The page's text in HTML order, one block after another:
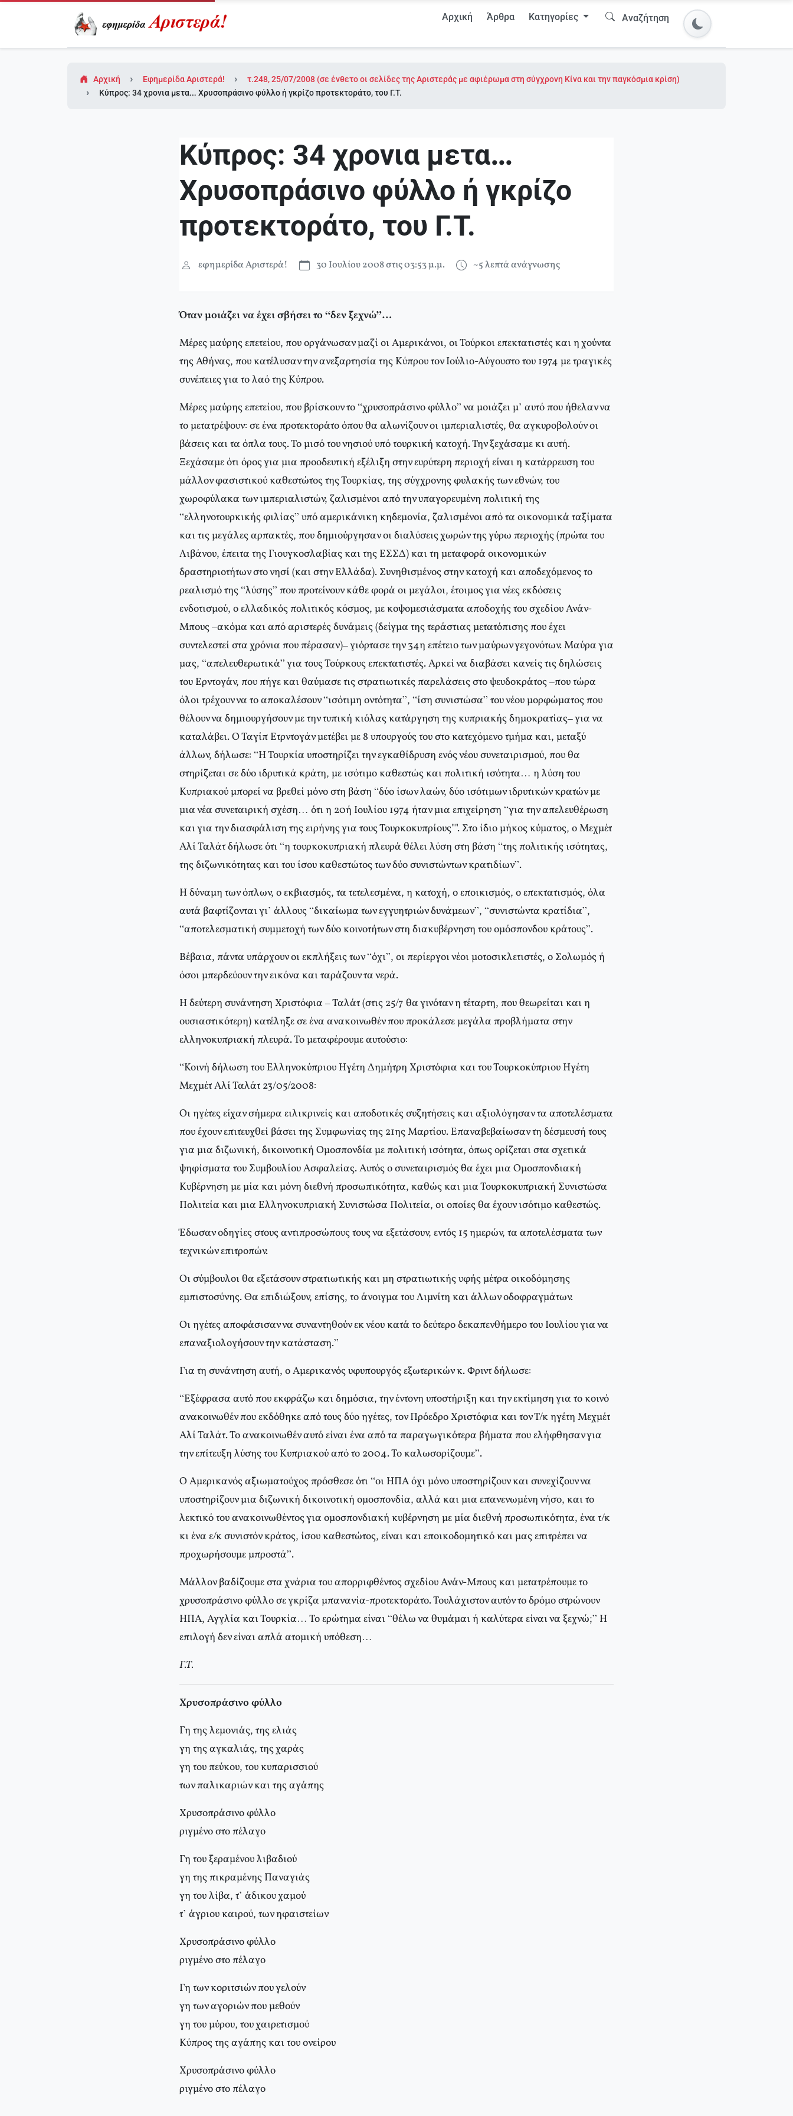
Αρχική Άρθρα Κατηγορίες Αναζήτηση
Αρχική Εφημερίδα Αριστερά!
τ.248, 25/07/2008 (σε ένθετο οι σελίδες της Αριστεράς με αφιέρωμα στη σύγχρονη Κίνα και την παγκόσμια κρίση)
Κύπρος: 34 χρονια μετα… Χρυσοπράσινο φύλλο ή γκρίζο προτεκτοράτο, του Γ.Τ.
Κύπρος: 34 χρονια μετα…
Χρυσοπράσινο φύλλο ή γκρίζο
προτεκτοράτο, του Γ.Τ.
εφημερίδα Αριστερά! 30 Ιουλίου 2008 στις 03:53 μ.μ. ~5 λεπτά ανάγνωσης
Όταν μοιάζει να έχει σβήσει το “δεν ξεχνώ”…
Μέρες μαύρης επετείου, που οργάνωσαν μαζί οι Αμερικάνοι, οι Τούρκοι επεκτατιστές και η χούντα
της Αθήνας, που κατέλυσαν την ανεξαρτησία της Κύπρου τον Ιούλιο-Αύγουστο του 1974 με τραγικές
συνέπειες για το λαό της Κύπρου.
Μέρες μαύρης επετείου, που βρίσκουν το “χρυσοπράσινο φύλλο” να μοιάζει μ’ αυτό που ήθελαν να
το μετατρέψουν: σε ένα προτεκτοράτο όπου θα αλωνίζουν οι ιμπεριαλιστές, θα αγκυροβολούν οι
βάσεις και τα όπλα τους. Το μισό του νησιού υπό τουρκική κατοχή. Την ξεχάσαμε κι αυτή.
Ξεχάσαμε ότι όρος για μια προοδευτική εξέλιξη στην ευρύτερη περιοχή είναι η κατάρρευση του
μάλλον φασιστικού καθεστώτος της Τουρκίας, της σύγχρονης φυλακής των εθνών, του
χωροφύλακα των ιμπεριαλιστών, ζαλισμένοι από την υπαγορευμένη πολιτική της
“ελληνοτουρκικής φιλίας” υπό αμερικάνικη κηδεμονία, ζαλισμένοι από τα οικονομικά ταξίματα
και τις μεγάλες αρπακτές, που δημιούργησαν οι διαλύσεις χωρών της γύρω περιοχής (πρώτα του
Λιβάνου, έπειτα της Γιουγκοσλαβίας και της ΕΣΣΔ) και τη μεταφορά οικονομικών
δραστηριοτήτων στο νησί (και στην Ελλάδα). Συνηθισμένος στην κατοχή και αποδεχόμενος το
ρεαλισμό της “λύσης” που προτείνουν κάθε φορά οι μεγάλοι, έτοιμος για νέες εκδόσεις
ενδοτισμού, ο ελλαδικός πολιτικός κόσμος, με κοψομεσιάσματα αποδοχής του σχεδίου Ανάν-
Μπους –ακόμα και από αριστερές δυνάμεις (δείγμα της τεράστιας μετατόπισης που έχει
συντελεστεί στα χρόνια που πέρασαν)– γιόρτασε την 34η επέτειο των μαύρων γεγονότων. Μαύρα για
μας, “απελευθερωτικά” για τους Τούρκους επεκτατιστές. Αρκεί να διαβάσει κανείς τις δηλώσεις
του Ερντογάν, που πήγε και θαύμασε τις στρατιωτικές παρελάσεις στο ψευδοκράτος –που τώρα
όλοι τρέχουν να το αποκαλέσουν “ισότιμη οντότητα”, “ίση συνιστώσα” του νέου μορφώματος που
θέλουν να δημιουργήσουν με την τυπική κιόλας κατάργηση της κυπριακής δημοκρατίας– για να
καταλάβει. Ο Ταγίπ Ετρντογάν μετέβει με 8 υπουργούς του στο κατεχόμενο τμήμα και, μεταξύ
άλλων, δήλωσε: “Η Τουρκία υποστηρίζει την εγκαθίδρυση ενός νέου συνεταιρισμού, που θα
στηρίζεται σε δύο ιδρυτικά κράτη, με ισότιμο καθεστώς και πολιτική ισότητα… η λύση του
Κυπριακού μπορεί να βρεθεί μόνο στη βάση “δύο ίσων λαών, δύο ισότιμων ιδρυτικών κρατών με
μια νέα συνεταιρική σχέση… ότι η 20ή Ιουλίου 1974 ήταν μια επιχείρηση “για την απελευθέρωση
και για την διασφάλιση της ειρήνης για τους Τουρκοκυπρίους"". Στο ίδιο μήκος κύματος, ο Μεχμέτ
Αλί Ταλάτ δήλωσε ότι “η τουρκοκυπριακή πλευρά θέλει λύση στη βάση “της πολιτικής ισότητας,
της διζωνικότητας και του ίσου καθεστώτος των δύο συνιστώντων κρατιδίων”.
Η δύναμη των όπλων, ο εκβιασμός, τα τετελεσμένα, η κατοχή, ο εποικισμός, ο επεκτατισμός, όλα
αυτά βαφτίζονται γι’ άλλους “δικαίωμα των εγγυητριών δυνάμεων”, “συνιστώντα κρατίδια”,
“αποτελεσματική συμμετοχή των δύο κοινοτήτων στη διακυβέρνηση του ομόσπονδου κράτους”.
Βέβαια, πάντα υπάρχουν οι εκπλήξεις των “όχι”, οι περίεργοι νέοι μοτοσικλετιστές, ο Σολωμός ή
όσοι μπερδεύουν την εικόνα και ταράζουν τα νερά.
Η δεύτερη συνάντηση Χριστόφια – Ταλάτ (στις 25/7 θα γινόταν η τέταρτη, που θεωρείται και η
ουσιαστικότερη) κατέληξε σε ένα ανακοινωθέν που προκάλεσε μεγάλα προβλήματα στην
ελληνοκυπριακή πλευρά. Το μεταφέρουμε αυτούσιο:
“Κοινή δήλωση του Ελληνοκύπριου Ηγέτη Δημήτρη Χριστόφια και του Τουρκοκύπριου Ηγέτη
Μεχμέτ Αλί Ταλάτ 23/05/2008:
Οι ηγέτες είχαν σήμερα ειλικρινείς και αποδοτικές συζητήσεις και αξιολόγησαν τα αποτελέσματα
που έχουν επιτευχθεί βάσει της Συμφωνίας της 21ης Μαρτίου. Επαναβεβαίωσαν τη δέσμευσή τους
για μια διζωνική, δικοινοτική Ομοσπονδία με πολιτική ισότητα, όπως ορίζεται στα σχετικά
ψηφίσματα του Συμβουλίου Ασφαλείας. Αυτός ο συνεταιρισμός θα έχει μια Ομοσπονδιακή
Κυβέρνηση με μία και μόνη διεθνή προσωπικότητα, καθώς και μια Τουρκοκυπριακή Συνιστώσα
Πολιτεία και μια Ελληνοκυπριακή Συνιστώσα Πολιτεία, οι οποίες θα έχουν ισότιμο καθεστώς.
Έδωσαν οδηγίες στους αντιπροσώπους τους να εξετάσουν, εντός 15 ημερών, τα αποτελέσματα των
τεχνικών επιτροπών.
Οι σύμβουλοι θα εξετάσουν στρατιωτικής και μη στρατιωτικής υφής μέτρα οικοδόμησης
εμπιστοσύνης. Θα επιδιώξουν, επίσης, το άνοιγμα του Λιμνίτη και άλλων οδοφραγμάτων.
Οι ηγέτες αποφάσισαν να συναντηθούν εκ νέου κατά το δεύτερο δεκαπενθήμερο του Ιουλίου για να
επαναξιολογήσουν την κατάσταση.”
Για τη συνάντηση αυτή, ο Αμερικανός υφυπουργός εξωτερικών κ. Φριντ δήλωσε:
“Εξέφρασα αυτό που εκφράζω και δημόσια, την έντονη υποστήριξη και την εκτίμηση για το κοινό
ανακοινωθέν που εκδόθηκε από τους δύο ηγέτες, τον Πρόεδρο Χριστόφια και τον Τ/κ ηγέτη Μεχμέτ
Αλί Ταλάτ. Το ανακοινωθέν αυτό είναι ένα από τα παραγωγικότερα βήματα που ελήφθησαν για
την επίτευξη λύσης του Κυπριακού από το 2004. Το καλωσορίζουμε”.
Ο Αμερικανός αξιωματούχος πρόσθεσε ότι “οι ΗΠΑ όχι μόνο υποστηρίζουν και συνεχίζουν να
υποστηρίζουν μια διζωνική δικοινοτική ομοσπονδία, αλλά και μια επανενωμένη νήσο, και το
λεκτικό του ανακοινωθέντος για ομοσπονδιακή κυβέρνηση με μία διεθνή προσωπικότητα, ένα τ/κ
κι ένα ε/κ συνιστόν κράτος, ίσου καθεστώτος, είναι και εποικοδομητικό και μας επιτρέπει να
προχωρήσουμε μπροστά”.
Μάλλον βαδίζουμε στα χνάρια του απορριφθέντος σχεδίου Ανάν-Μπους και μετατρέπουμε το
χρυσοπράσινο φύλλο σε γκρίζα μπανανία-προτεκτοράτο. Τουλάχιστον αυτόν το δρόμο στρώνουν
ΗΠΑ, Αγγλία και Τουρκία… Το ερώτημα είναι “θέλω να θυμάμαι ή καλύτερα είναι να ξεχνώ;” Η
επιλογή δεν είναι απλά ατομική υπόθεση…
Γ.Τ.
Χρυσοπράσινο φύλλο
Γη της λεμονιάς, της ελιάς
γη της αγκαλιάς, της χαράς
γη του πεύκου, του κυπαρισσιού
των παλικαριών και της αγάπης
Χρυσοπράσινο φύλλο
ριγμένο στο πέλαγο
Γη του ξεραμένου λιβαδιού
γη της πικραμένης Παναγιάς
γη του λίβα, τ’ άδικου χαμού
τ’ άγριου καιρού, των ηφαιστείων
Χρυσοπράσινο φύλλο
ριγμένο στο πέλαγο
Γη των κοριτσιών που γελούν
γη των αγοριών που μεθούν
γη του μύρου, του χαιρετισμού
Κύπρος της αγάπης και του ονείρου
Χρυσοπράσινο φύλλο
ριγμένο στο πέλαγο